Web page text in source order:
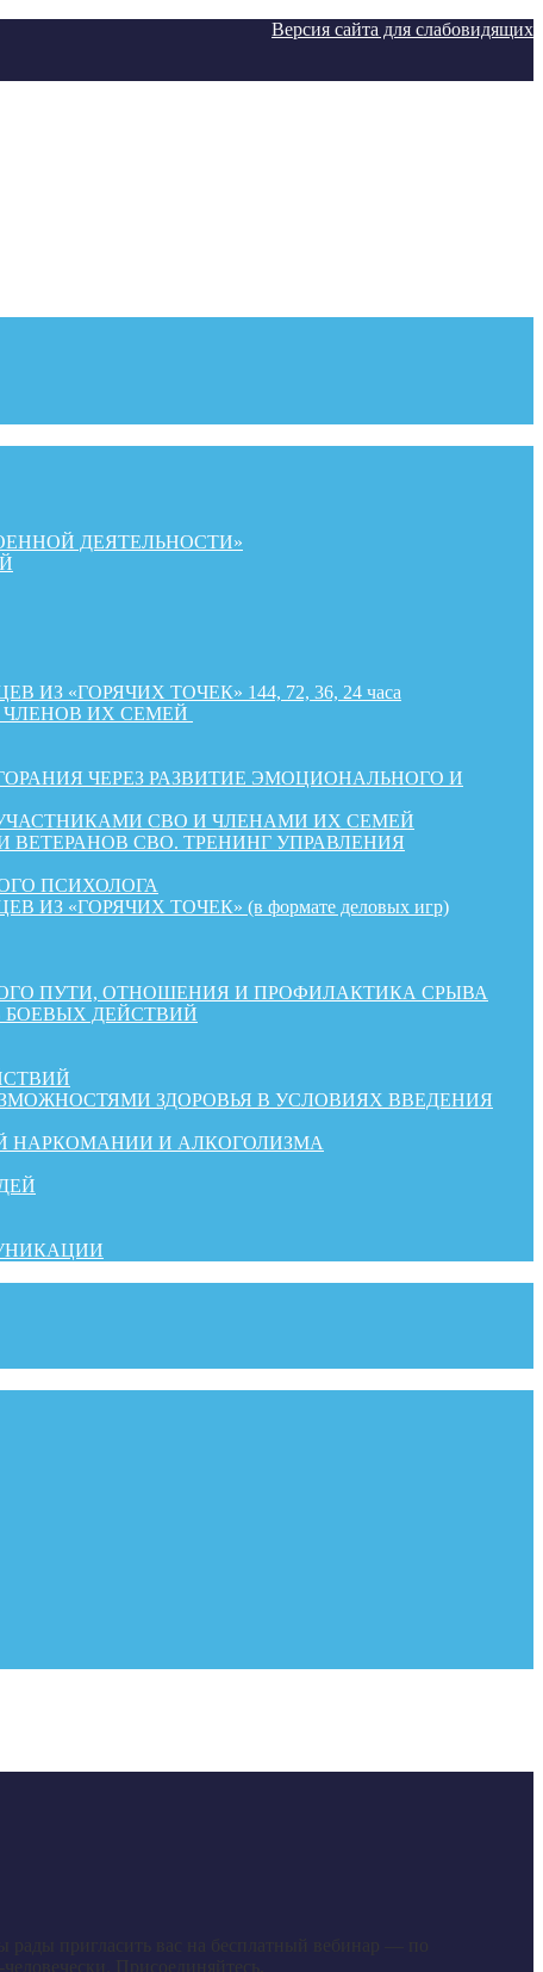
Версия сайта для слабовидящих
ДЕЯТЕЛЬНОСТИ»
ТОЧЕК» 144, 72, 36, 24 часа
ИХ СЕМЕЙ
ЧЕРЕЗ РАЗВИТИЕ ЭМОЦИОНАЛЬНОГО И
СВО И ЧЛЕНАМИ ИХ СЕМЕЙ
СВО. ТРЕНИНГ УПРАВЛЕНИЯ
ПСИХОЛОГА
ТОЧЕК» (в формате деловых игр)
ПУТИ, ОТНОШЕНИЯ И ПРОФИЛАКТИКА СРЫВА
БОЕВЫХ ДЕЙСТВИЙ
ЗДОРОВЬЯ В УСЛОВИЯХ ВВЕДЕНИЯ
НАРКОМАНИИ И АЛКОГОЛИЗМА